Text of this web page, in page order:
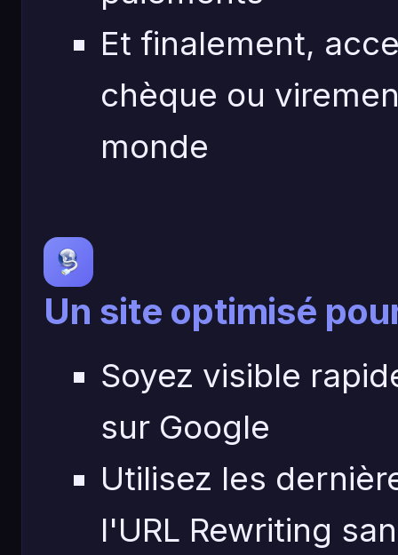
Et finalement,
chèque ou
monde
Un site optimisé
Soyez visible
sur Google
Utilisez les
l'URL Rewriting